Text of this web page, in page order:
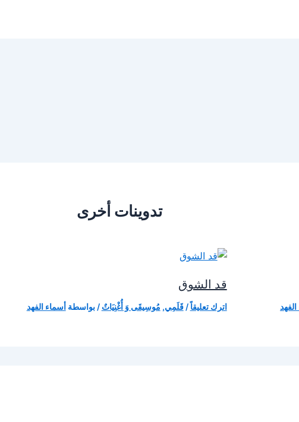
تدوينات أخرى
قد الشوق
اترك تعليقاً/قَلَمِي, مُوسِيقَى وَ أُغْنِيَاتٌ / بواسطة أسماء الفهد